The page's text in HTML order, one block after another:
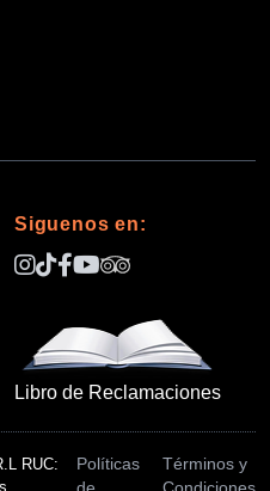
Siguenos en:
Libro de Reclamaciones
RUC:
Políticas
de
Términos y
Condiciones